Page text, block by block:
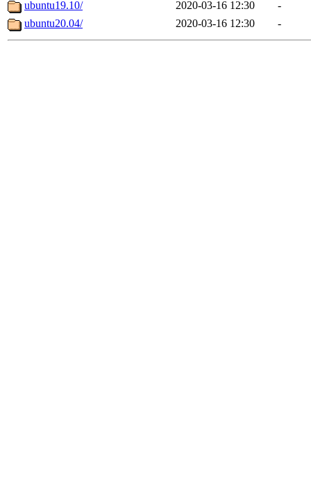
ubuntu19.10/
2020-03-16 12:30
-
ubuntu20.04/
2020-03-16 12:30 -